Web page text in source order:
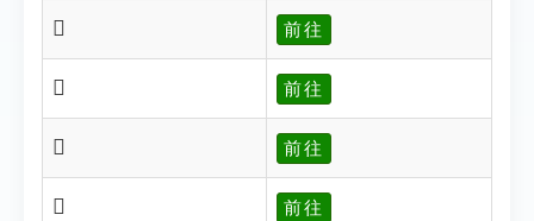
𢹓 前往
𢹔 前往
𢹕 前往
𢹖 前往